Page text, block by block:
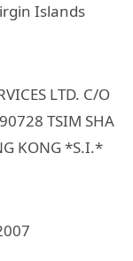
Islands
LTD. C/O
TSIM SHA
KONG *S.I.*